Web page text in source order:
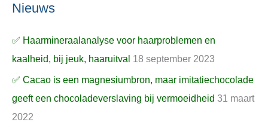
Nieuws
✅ Haarmineraalanalyse voor haarproblemen en
kaalheid, bij jeuk, haaruitval 18 september 2023
✅ Cacao is een magnesiumbron, maar imitatiechocolade
geeft een chocoladeverslaving bij vermoeidheid 31 maart
2022